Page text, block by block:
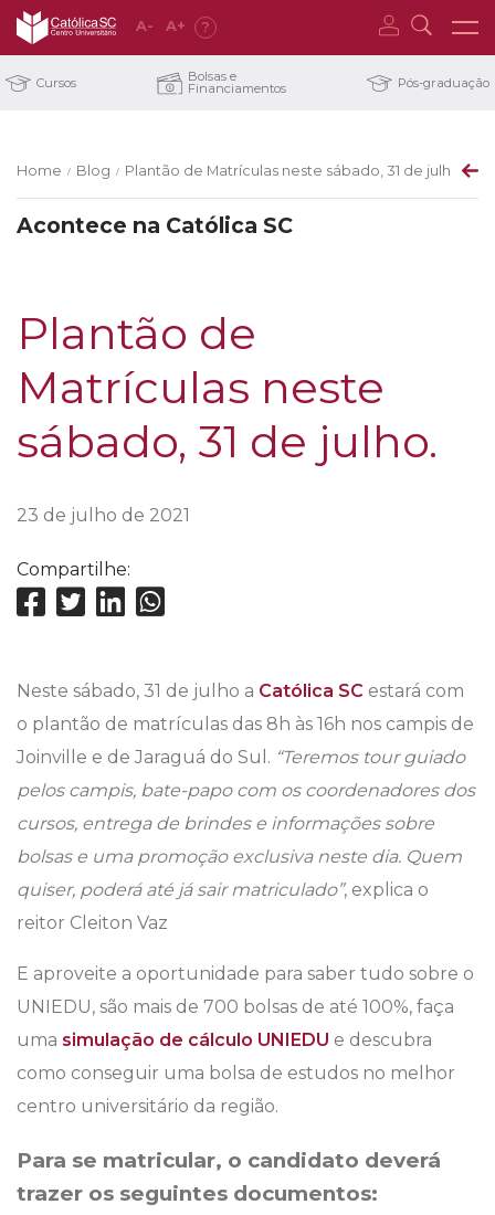
A- A+ ?
Cursos Bolsas e
Financiamentos Pós-graduação
Home / Blog / Plantão de Matrículas neste sábado, 31 de julho.
Acontece na Católica SC
Plantão de
Matrículas neste
sábado, 31 de julho.
23 de julho de 2021
Compartilhe:
Neste sábado, 31 de julho a Católica SC estará com
o plantão de matrículas das 8h às 16h nos campis de
Joinville e de Jaraguá do Sul. “Teremos tour guiado
pelos campis, bate-papo com os coordenadores dos
cursos, entrega de brindes e informações sobre
bolsas e uma promoção exclusiva neste dia. Quem
quiser, poderá até já sair matriculado”, explica o
reitor Cleiton Vaz
E aproveite a oportunidade para saber tudo sobre o
UNIEDU, são mais de 700 bolsas de até 100%, faça
uma simulação de cálculo UNIEDU e descubra
como conseguir uma bolsa de estudos no melhor
centro universitário da região.
Para se matricular, o candidato deverá
trazer os seguintes documentos: